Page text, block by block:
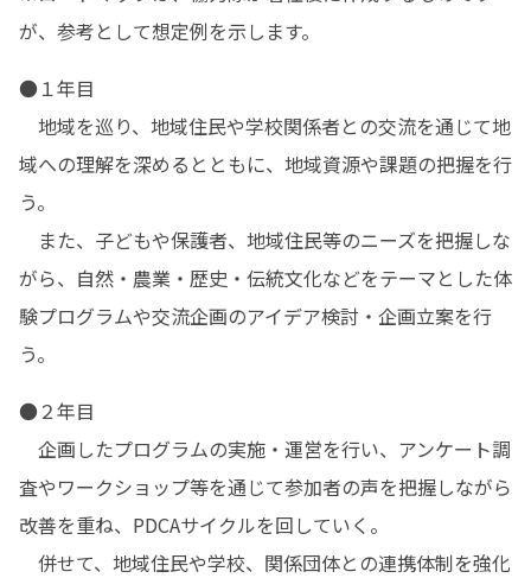
が、参考として想定例を示します。
●１年目
地域を巡り、地域住民や学校関係者との交流を通じて地
域への理解を深めるとともに、地域資源や課題の把握を行
う。
また、子どもや保護者、地域住民等のニーズを把握しな
がら、自然・農業・歴史・伝統文化などをテーマとした体
験プログラムや交流企画のアイデア検討・企画立案を行
う。
●２年目
企画したプログラムの実施・運営を行い、アンケート調
査やワークショップ等を通じて参加者の声を把握しながら
改善を重ね、PDCAサイクルを回していく。
併せて、地域住民や学校、関係団体との連携体制を強化